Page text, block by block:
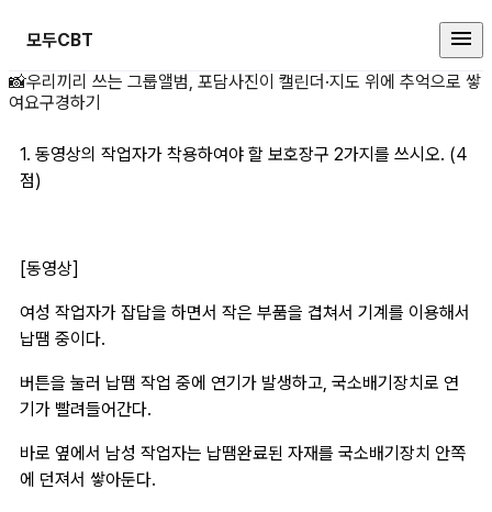
모두CBT
1. 동영상의 작업자가 상세 페이지
📸우리끼리 쓰는 그룹앨범, 포담사진이 캘린더·지도 위에 추억으로 쌓
여요구경하기
1. 동영상의 작업자가 착용하여야 할 보호장구 2가지를 쓰시오. (4
점)
[동영상]
여성 작업자가 잡답을 하면서 작은 부품을 겹쳐서 기계를 이용해서
납땜 중이다.
버튼을 눌러 납땜 작업 중에 연기가 발생하고, 국소배기장치로 연
기가 빨려들어간다.
바로 옆에서 남성 작업자는 납땜완료된 자재를 국소배기장치 안쪽
에 던져서 쌓아둔다.